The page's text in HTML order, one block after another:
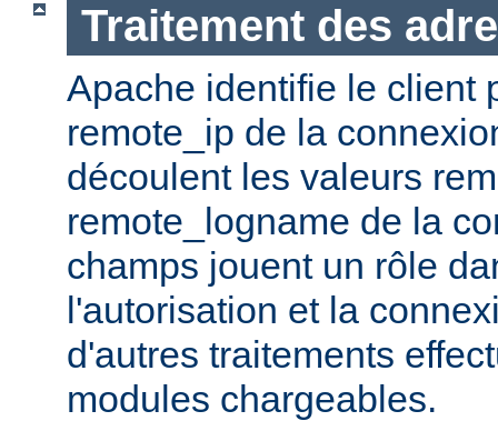
Traitement des
Apache identifie le client
remote_ip de la
découlent les valeurs
remote_logname de la
champs jouent un rôle
l'autorisation et la
d'autres traitements
modules chargeables.